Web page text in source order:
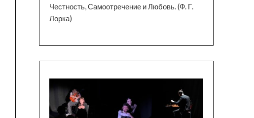
Честность, Самоотречение и Любовь. (Ф. Г.
Лорка)